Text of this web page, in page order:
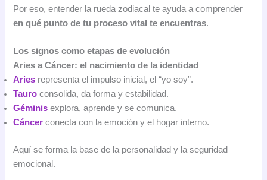
Por eso, entender la rueda zodiacal te ayuda a comprender
en qué punto de tu proceso vital te encuentras.
Los signos como etapas de evolución
Aries a Cáncer: el nacimiento de la identidad
Aries representa el impulso inicial, el “yo soy”.
Tauro consolida, da forma y estabilidad.
Géminis explora, aprende y se comunica.
Cáncer conecta con la emoción y el hogar interno.
Aquí se forma la base de la personalidad y la seguridad
emocional.